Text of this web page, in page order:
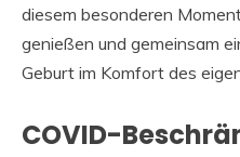
diesem besonderen
genießen und gemeinsam
Geburt im Komfort des
COVID-